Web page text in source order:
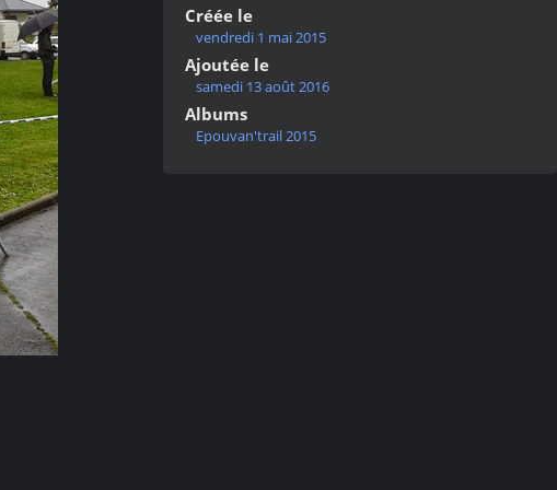
Créée le
vendredi 1 mai 2015
Ajoutée le
samedi 13 août 2016
Albums
Epouvan'trail 2015